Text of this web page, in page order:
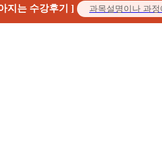
지는 수강후기 ]